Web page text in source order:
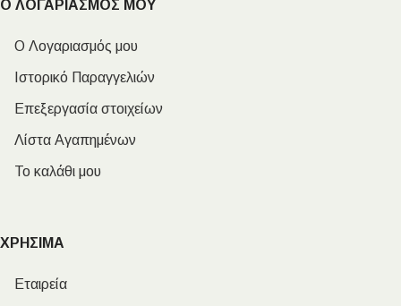
Ο ΛΟΓΑΡΙΑΣΜΟΣ ΜΟΥ
Ο Λογαριασμός μου
Ιστορικό Παραγγελιών
Επεξεργασία στοιχείων
Λίστα Αγαπημένων
Το καλάθι μου
ΧΡΗΣΙΜΑ
Εταιρεία